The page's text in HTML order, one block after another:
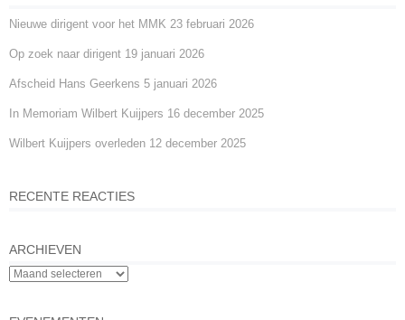
Nieuwe dirigent voor het MMK 23 februari 2026
Op zoek naar dirigent 19 januari 2026
Afscheid Hans Geerkens 5 januari 2026
In Memoriam Wilbert Kuijpers 16 december 2025
Wilbert Kuijpers overleden 12 december 2025
RECENTE REACTIES
ARCHIEVEN